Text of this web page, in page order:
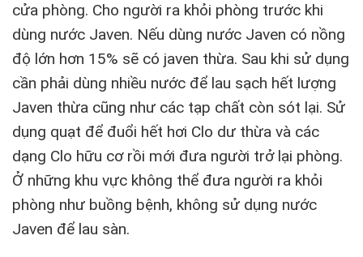
cửa phòng. Cho người ra khỏi phòng trước khi
dùng nước Javen. Nếu dùng nước Javen có nồng
độ lớn hơn 15% sẽ có javen thừa. Sau khi sử dụng
cần phải dùng nhiều nước để lau sạch hết lượng
Javen thừa cũng như các tạp chất còn sót lại. Sử
dụng quạt để đuổi hết hơi Clo dư thừa và các
dạng Clo hữu cơ rồi mới đưa người trở lại phòng.
Ở những khu vực không thể đưa người ra khỏi
phòng như buồng bệnh, không sử dụng nước
Javen để lau sàn.